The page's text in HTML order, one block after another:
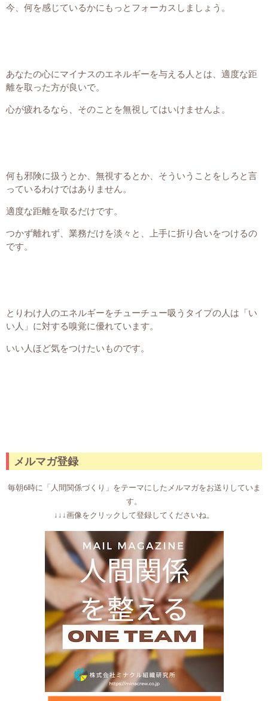
今、何を感じているかにもっとフォーカスしましょう。
あなたの心にマイナスのエネルギーを与える人とは、適度な距
離を取った方が良いで。
心が疲れるなら、そのことを無視してはいけませんよ。
何も邪険に扱うとか、無視するとか、そういうことをしろと言
っているわけではありません。
適度な距離を取るだけです。
つかず離れず、業務だけを淡々と、上手に折り合いをつけるの
です。
とりわけ人のエネルギーをチューチュー吸うタイプの人は「い
い人」に対する嗅覚に優れています。
いい人ほど気をつけたいものです。
メルマガ登録
毎朝6時に「人間関係づくり」をテーマにしたメルマガをお送りしていま
す。
↓↓↓画像をクリックして登録してくださいね。